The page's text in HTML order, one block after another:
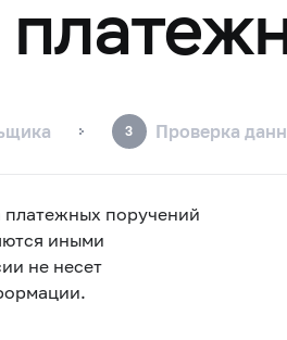
3 Проверка
платежных поручений
иными
не несет